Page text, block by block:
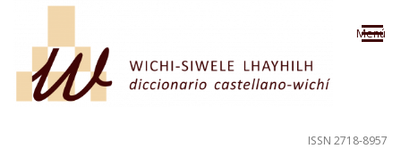
Saltar al contenido
Menú
ISSN 2718-8957